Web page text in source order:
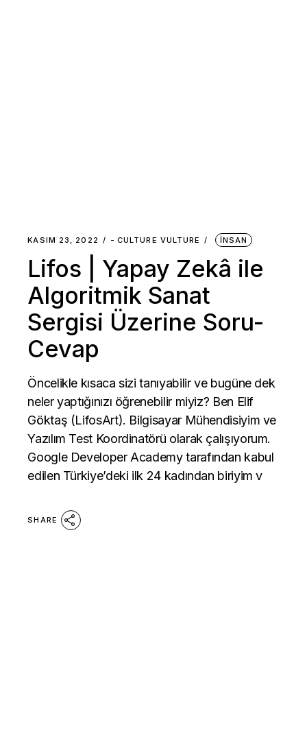
KASIM 23, 2022 - CULTURE VULTURE İNSAN
Lifos | Yapay Zekâ ile
Algoritmik Sanat
Sergisi Üzerine Soru-
Cevap
Öncelikle kısaca sizi tanıyabilir ve bugüne dek
neler yaptığınızı öğrenebilir miyiz? Ben Elif
Göktaş (LifosArt). Bilgisayar Mühendisiyim ve
Yazılım Test Koordinatörü olarak çalışıyorum.
Google Developer Academy tarafından kabul
edilen Türkiye’deki ilk 24 kadından biriyim v
SHARE